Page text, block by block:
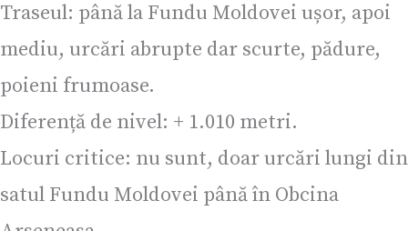
Traseul: până la Fundu Moldovei ușor, apoi
mediu, urcări abrupte dar scurte, pădure,
poieni frumoase.
Diferență de nivel: + 1.010 metri.
Locuri critice: nu sunt, doar urcări lungi din
satul Fundu Moldovei până în Obcina